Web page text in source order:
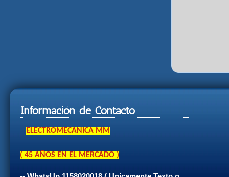
Información de Contacto
ELECTROMECANICA MM
( 45 AÑOS EN EL MERCADO )